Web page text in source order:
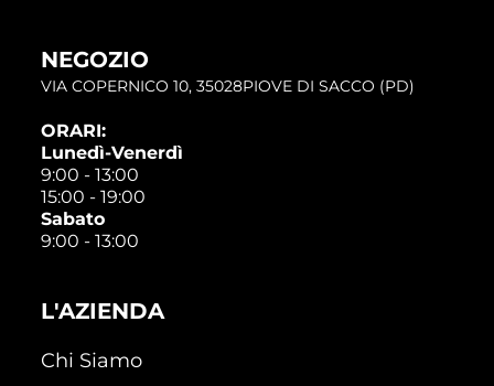
NEGOZIO
VIA COPERNICO 10, 35028PIOVE DI SACCO (PD)
ORARI:
Lunedì-Venerdì
9:00 - 13:00
15:00 - 19:00
Sabato
9:00 - 13:00
L'AZIENDA
Chi Siamo